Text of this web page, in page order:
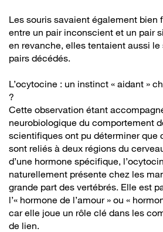
Les souris savaient également bien
entre un pair inconscient et un pair
en revanche, elles tentaient aussi
pairs décédés.
L’ocytocine : un instinct « aidant »
?
Cette observation étant
neurobiologique du comportement
scientifiques ont pu déterminer que
sont reliés à deux régions du
d’une hormone spécifique,
naturellement présente chez les
grande part des vertébrés. Elle est
l’« hormone de l’amour » ou «
car elle joue un rôle clé dans les
de lien.